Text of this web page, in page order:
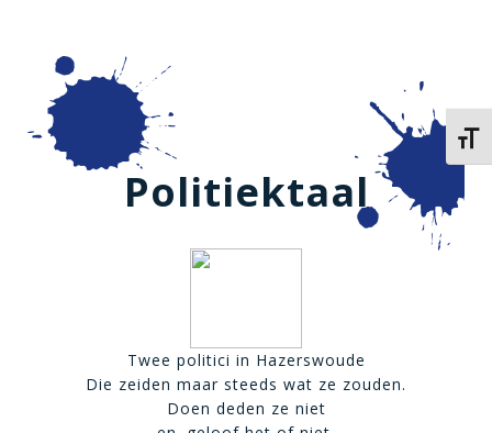
Politiektaal
Twee politici in Hazerswoude
Die zeiden maar steeds wat ze zouden.
Doen deden ze niet